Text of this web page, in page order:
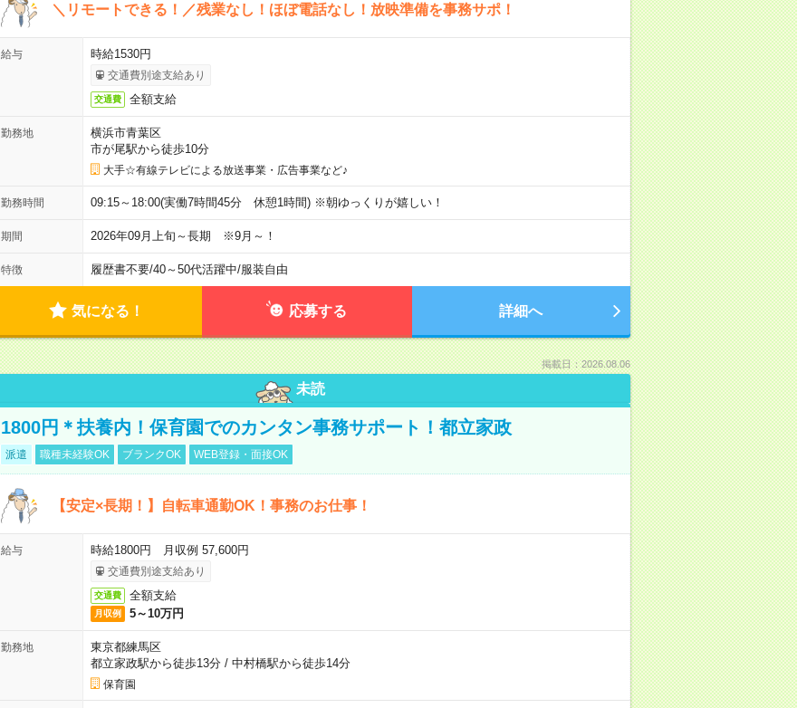
＼リモートできる！／残業なし！ほぼ電話なし！放映準備を事務サポ！
給与 時給1530円
交通費別途支給あり
交通費 全額支給
勤務地
横浜市青葉区
市が尾駅から徒歩10分
大手☆有線テレビによる放送事業・広告事業など♪
勤務時間 09:15～18:00(実働7時間45分 休憩1時間) ※朝ゆっくりが嬉しい！
期間 2026年09月上旬～長期 ※9月～！
特徴 履歴書不要/40～50代活躍中/服装自由
気になる！ 応募する 詳細へ
掲載日：2026.08.06
未読
1800円＊扶養内！保育園でのカンタン事務サポート！都立家政
派遣 職種未経験OK ブランクOK WEB登録・面接OK
【安定×長期！】自転車通勤OK！事務のお仕事！
給与 時給1800円 月収例 57,600円
交通費別途支給あり
交通費 全額支給
月収例 5～10万円
勤務地
東京都練馬区
都立家政駅から徒歩13分/ 中村橋駅から徒歩14分
保育園